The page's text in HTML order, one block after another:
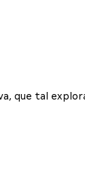
que tal